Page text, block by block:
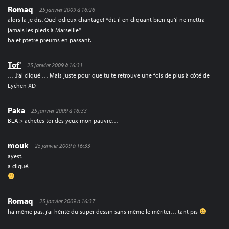
Romaq
25 janvier 2009 à 16:26
alors la je dis, Quel odieux chantage! *dit-il en cliquant bien qu’il ne mettra
jamais les pieds à Marseille*
ha et ptetre preums en passant.
Tof'
25 janvier 2009 à 16:31
… J’ai cliqué … Mais juste pour que tu te retrouve une fois de plus à côté de
Lychen XD
Paka
25 janvier 2009 à 16:33
BLA > achetes toi des yeux mon pauvre…
mouk
25 janvier 2009 à 16:33
ayest.
a cliqué.
Romaq
25 janvier 2009 à 16:37
ha même pas, j’ai hérité du super dessin sans même le mériter… tant pis